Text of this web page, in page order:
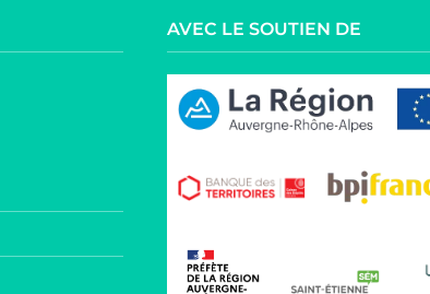
AVEC LE SOUTIEN DE